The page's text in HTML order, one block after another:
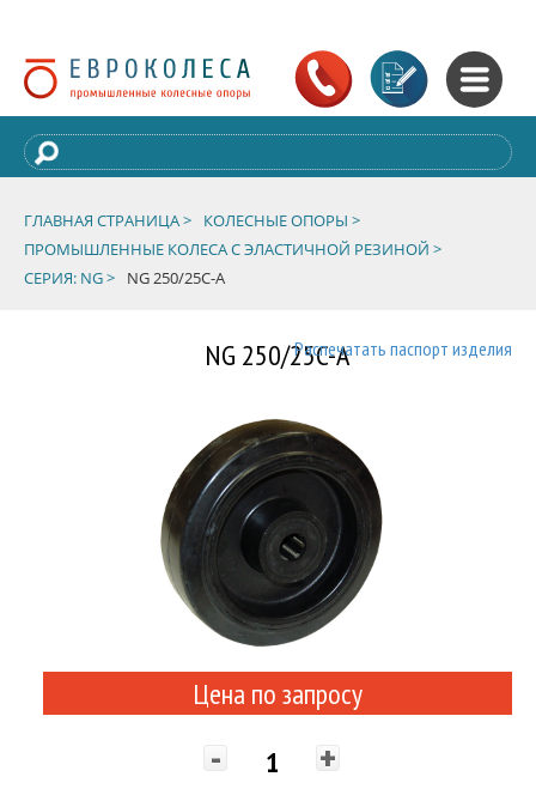
ГЛАВНАЯ СТРАНИЦА >
КОЛЕСНЫЕ ОПОРЫ >
ПРОМЫШЛЕННЫЕ КОЛЕСА С ЭЛАСТИЧНОЙ РЕЗИНОЙ >
СЕРИЯ: NG >
NG 250/25C-A
NG 250/25C-AРаспечатать паспорт изделия
Цена по запросу
- +